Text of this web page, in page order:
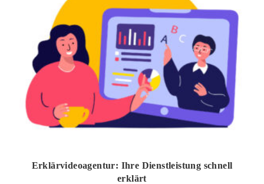
Erklärvideoagentur: Ihre Dienstleistung schnell
erklärt